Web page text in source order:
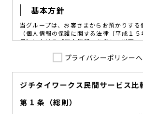
基本方針
当グループは、お客さまからお預かりする
（個人情報の保護に関する法律〔平成１５
号〕における「個人情報」を指し、以下
図ることが、重要な社会的責務であると考
を定め、役員及び従業員に個人情報保護
組みを徹底させることによって、個人情報
に努めてまいります。
プライバシーポリシー
ジチタイワークス民間サービス比
第 1 条（総則）